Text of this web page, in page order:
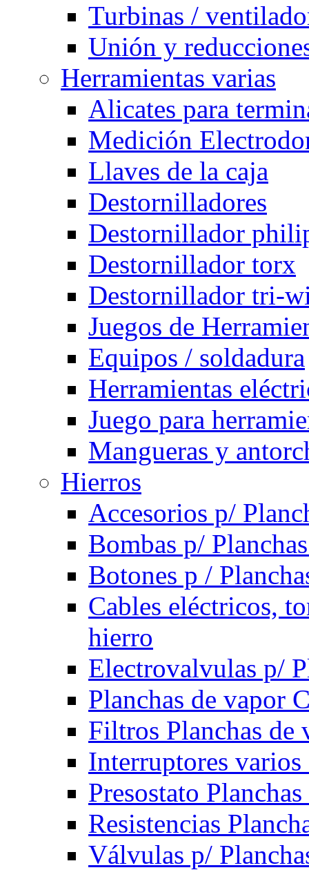
Turbinas /
Unión y
Herramientas varias
Alicates para
Medición
Llaves de la caja
Destornilladores
Destornillador
Destornillador torx
Destornillador tri-
Juegos de
Equipos / soldadura
Herramientas
Juego para
Mangueras y
Hierros
Accesorios p/
Bombas p/
Botones p /
Cables eléctricos,
hierro
Electrovalvulas p/
Planchas de vapor
Filtros Planchas de
Interruptores varios
Presostato
Resistencias
Válvulas p/